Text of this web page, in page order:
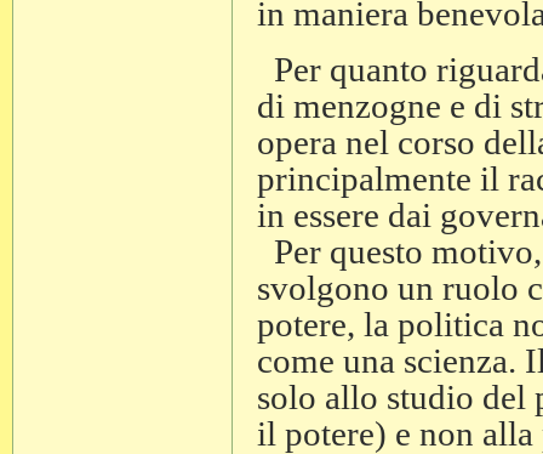
in maniera
Per quanto
di menzogne e di
opera nel corso
principalmente il
in essere dai
Per questo
svolgono un ruolo
potere, la politica
come una scienza.
solo allo studio del
il potere) e non